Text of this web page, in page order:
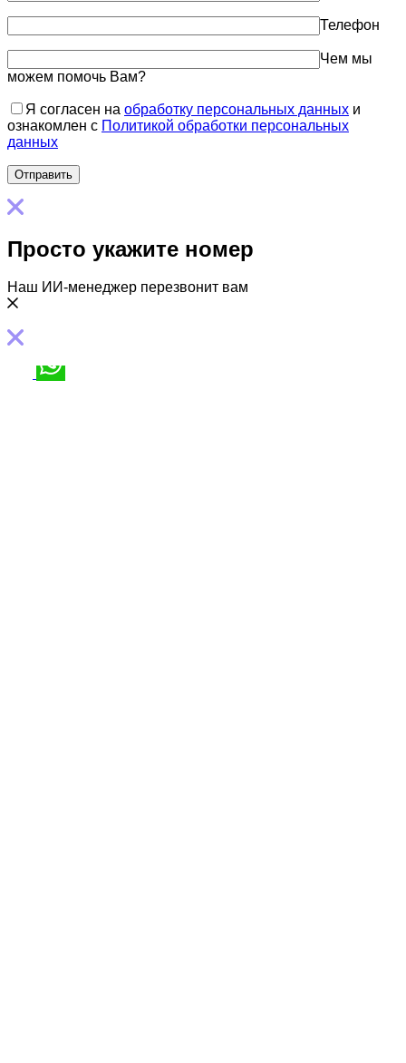
Телефон
Чем мы
можем помочь Вам?
Я согласен на обработку персональных данных и
ознакомлен с Политикой обработки персональных
данных
Просто укажите номер
Наш ИИ-менеджер перезвонит вам